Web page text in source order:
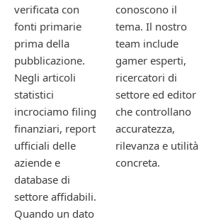
verificata con
fonti primarie
prima della
pubblicazione.
Negli articoli
statistici
incrociamo filing
finanziari, report
ufficiali delle
aziende e
database di
settore affidabili.
Quando un dato
conoscono il
tema. Il nostro
team include
gamer esperti,
ricercatori di
settore ed editor
che controllano
accuratezza,
rilevanza e utilità
concreta.